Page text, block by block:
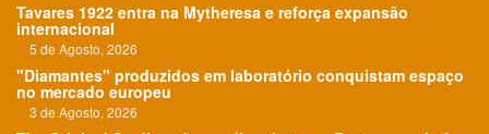
Tavares 1922 entra na Mytheresa e reforça expansão
internacional
5 de Agosto, 2026
"Diamantes" produzidos em laboratório conquistam espaço
no mercado europeu
3 de Agosto, 2026